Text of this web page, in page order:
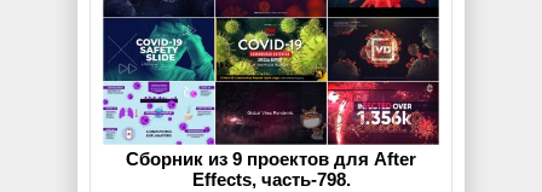
Сборник из 9 проектов для After
Effects, часть-798.